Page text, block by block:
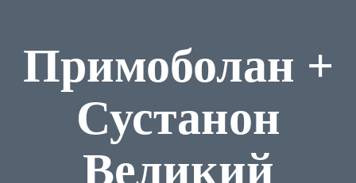
Примоболан +
Сустанон
Великий